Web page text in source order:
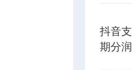
抖音
期分